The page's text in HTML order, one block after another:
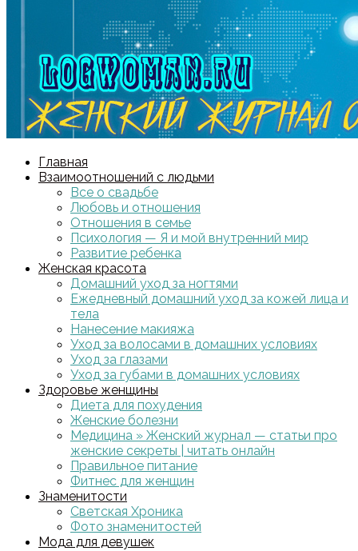
Главная
Взаимоотношений с людьми
Все о свадьбе
Любовь и отношения
Отношения в семье
Психология — Я и мой внутренний мир
Развитие ребенка
Женская красота
Домашний уход за ногтями
Ежедневный домашний уход за кожей лица и
тела
Нанесение макияжа
Уход за волосами в домашних условиях
Уход за глазами
Уход за губами в домашних условиях
Здоровье женщины
Диета для похудения
Женские болезни
Медицина » Женский журнал — статьи про
женские секреты | читать онлайн
Правильное питание
Фитнес для женщин
Знаменитости
Светская Хроника
Фото знаменитостей
Мода для девушек